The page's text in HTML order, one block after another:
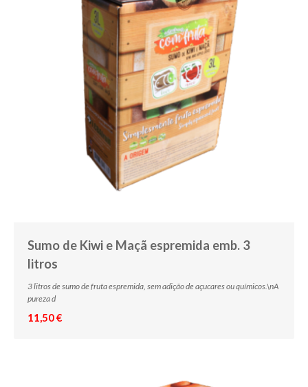
Sumo de Kiwi e Maçã espremida emb. 3
litros
3 litros de sumo de fruta espremida, sem adição de açucares ou químicos.\nA
pureza d
11,50 €